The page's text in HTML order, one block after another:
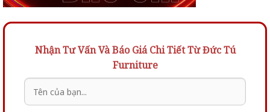
Nhận Tư Vấn Và Báo Giá Chi Tiết Từ Đức Tú
Furniture